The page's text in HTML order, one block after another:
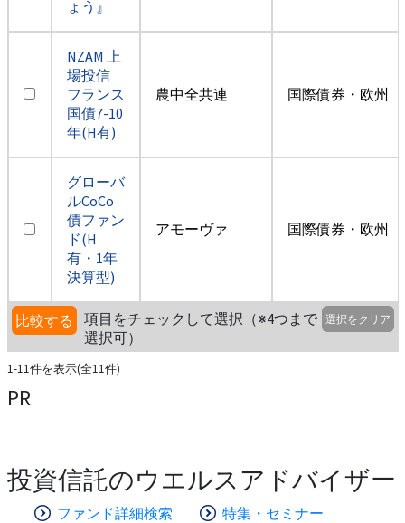
ょう』
NZAM 上
場投信
フランス
国債7-10
年(H有)
農中全共連 国際債券・欧州
グローバ
ルCoCo
債ファン
ド(H
有・1年
決算型)
アモーヴァ 国際債券・欧州
比較する
項目をチェックして選択（※4つまで
選択可）
選択をクリア
1-11件を表示(全11件)
PR
投資信託のウエルスアドバイザー
ファンド詳細検索
特集・セミナー